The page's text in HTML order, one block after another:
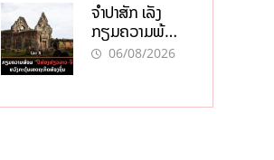
ຈຳປາສັກ ເລັ່ງ
ກຽມຄວາມພ້ອມ
“ປີທ່ອງທ່ຽວ
ເສດຖະກິດ
06/08/2026